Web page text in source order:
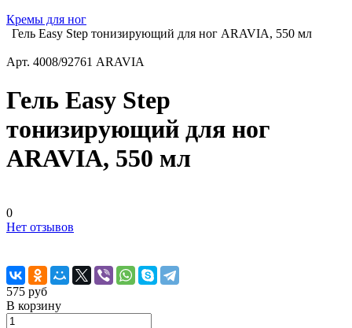
Кремы для ног
Гель Easy Step тонизирующий для ног ARAVIA, 550 мл
Арт. 4008/92761 ARAVIA
Гель Easy Step
тонизирующий для ног
ARAVIA, 550 мл
0
Нет отзывов
575 руб
В корзину